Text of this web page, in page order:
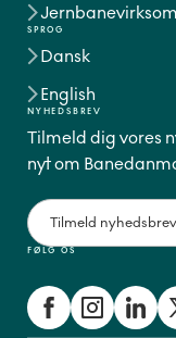
SPROG
Dansk
English
FØLG OS
NYHEDSBREV
Tilmeld dig vores
nyt om
Tilmeld nyhedsbrev